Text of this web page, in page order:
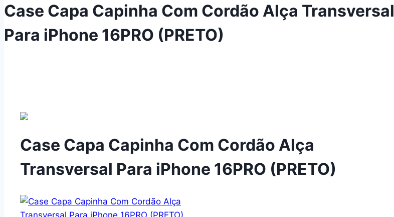
Case Capa Capinha Com Cordão Alça Transversal
Para iPhone 16PRO (PRETO)
Case Capa Capinha Com Cordão Alça
Transversal Para iPhone 16PRO (PRETO)